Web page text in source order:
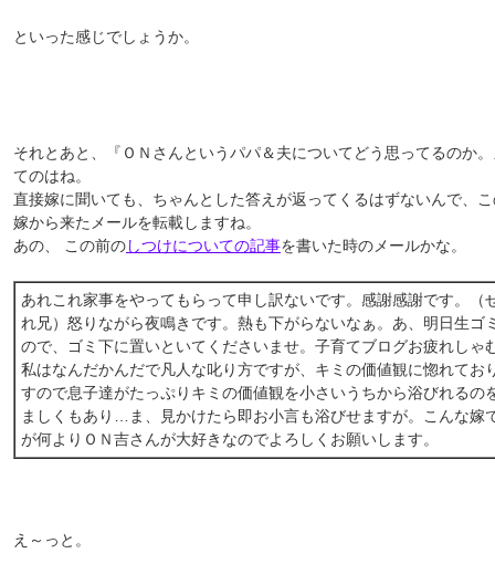
といった感じでしょうか。
それとあと、『ＯＮさんというパパ＆夫についてどう思ってるのか
てのはね。
直接嫁に聞いても、ちゃんとした答えが返ってくるはずないんで、
嫁から来たメールを転載しますね。
あの、 この前のしつけについての記事を書いた時のメールかな。
あれこれ家事をやってもらって申し訳ないです。感謝感謝です。（
れ兄）怒りながら夜鳴きです。熱も下がらないなぁ。あ、明日生ゴ
ので、ゴミ下に置いといてくださいませ。子育てブログお疲れしゃ
私はなんだかんだで凡人な叱り方ですが、キミの価値観に惚れてお
すので息子達がたっぷりキミの価値観を小さいうちから浴びれるの
ましくもあり…ま、見かけたら即お小言も浴びせますが。こんな嫁
が何よりＯＮ吉さんが大好きなのでよろしくお願いします。
え～っと。